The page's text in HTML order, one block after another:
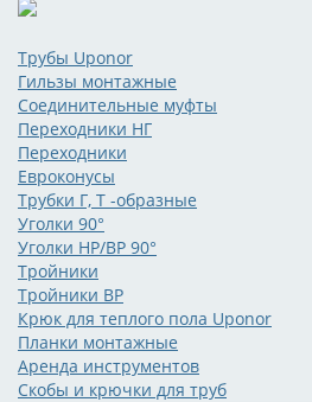
Трубы Uponor
Гильзы монтажные
Соединительные муфты
Переходники НГ
Переходники
Евроконусы
Трубки Г, Т -образные
Уголки 90°
Уголки НР/ВР 90°
Тройники
Тройники ВР
Крюк для теплого пола Uponor
Планки монтажные
Аренда инструментов
Скобы и крючки для труб